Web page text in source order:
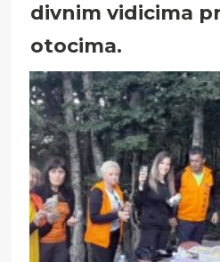
divnim vidicima
otocima.